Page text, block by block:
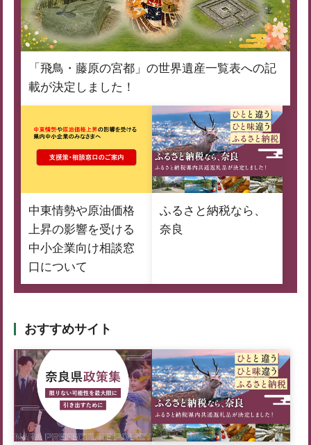
「飛鳥・藤原の宮都」の世界遺産一覧表への記
載が決定しました！
中東情勢や原油価格
上昇の影響を受ける
中小企業向け相談窓
口について
ふるさと納税なら、
奈良
おすすめサイト